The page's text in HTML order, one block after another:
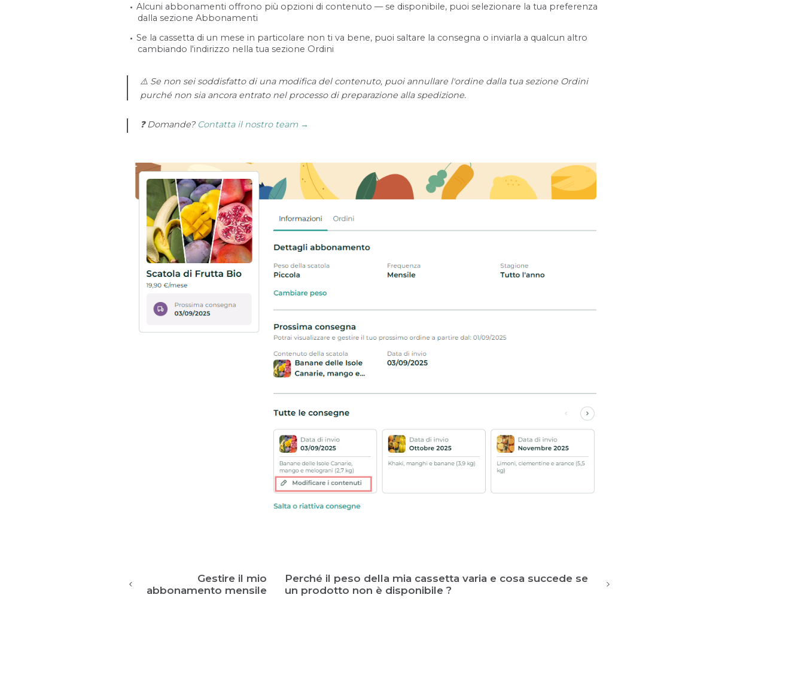
Alcuni abbonamenti offrono più opzioni di contenuto — se disponibile, puoi selezionare la tua preferenza
dalla sezione Abbonamenti
Se la cassetta di un mese in particolare non ti va bene, puoi saltare la consegna o inviarla a qualcun altro
cambiando l'indirizzo nella tua sezione Ordini
⚠️ Se non sei soddisfatto di una modifica del contenuto, puoi annullare l'ordine dalla tua sezione Ordini
purché non sia ancora entrato nel processo di preparazione alla spedizione.
❓ Domande? Contatta il nostro team →
Gestire il mio
abbonamento mensile
Perché il peso della mia cassetta varia e cosa succede se
un prodotto non è disponibile ?